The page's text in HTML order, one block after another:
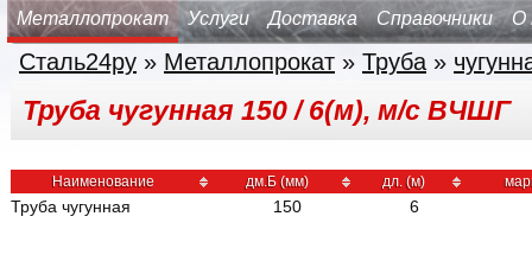
Металлопрокат Услуги Доставка Справочники О
Сталь24ру » Металлопрокат » Труба »
Труба чугунная 150 / 6(м), м/с ВЧШГ
Наименование дм.Б (мм) дл. (м)
Труба чугунная 150 6